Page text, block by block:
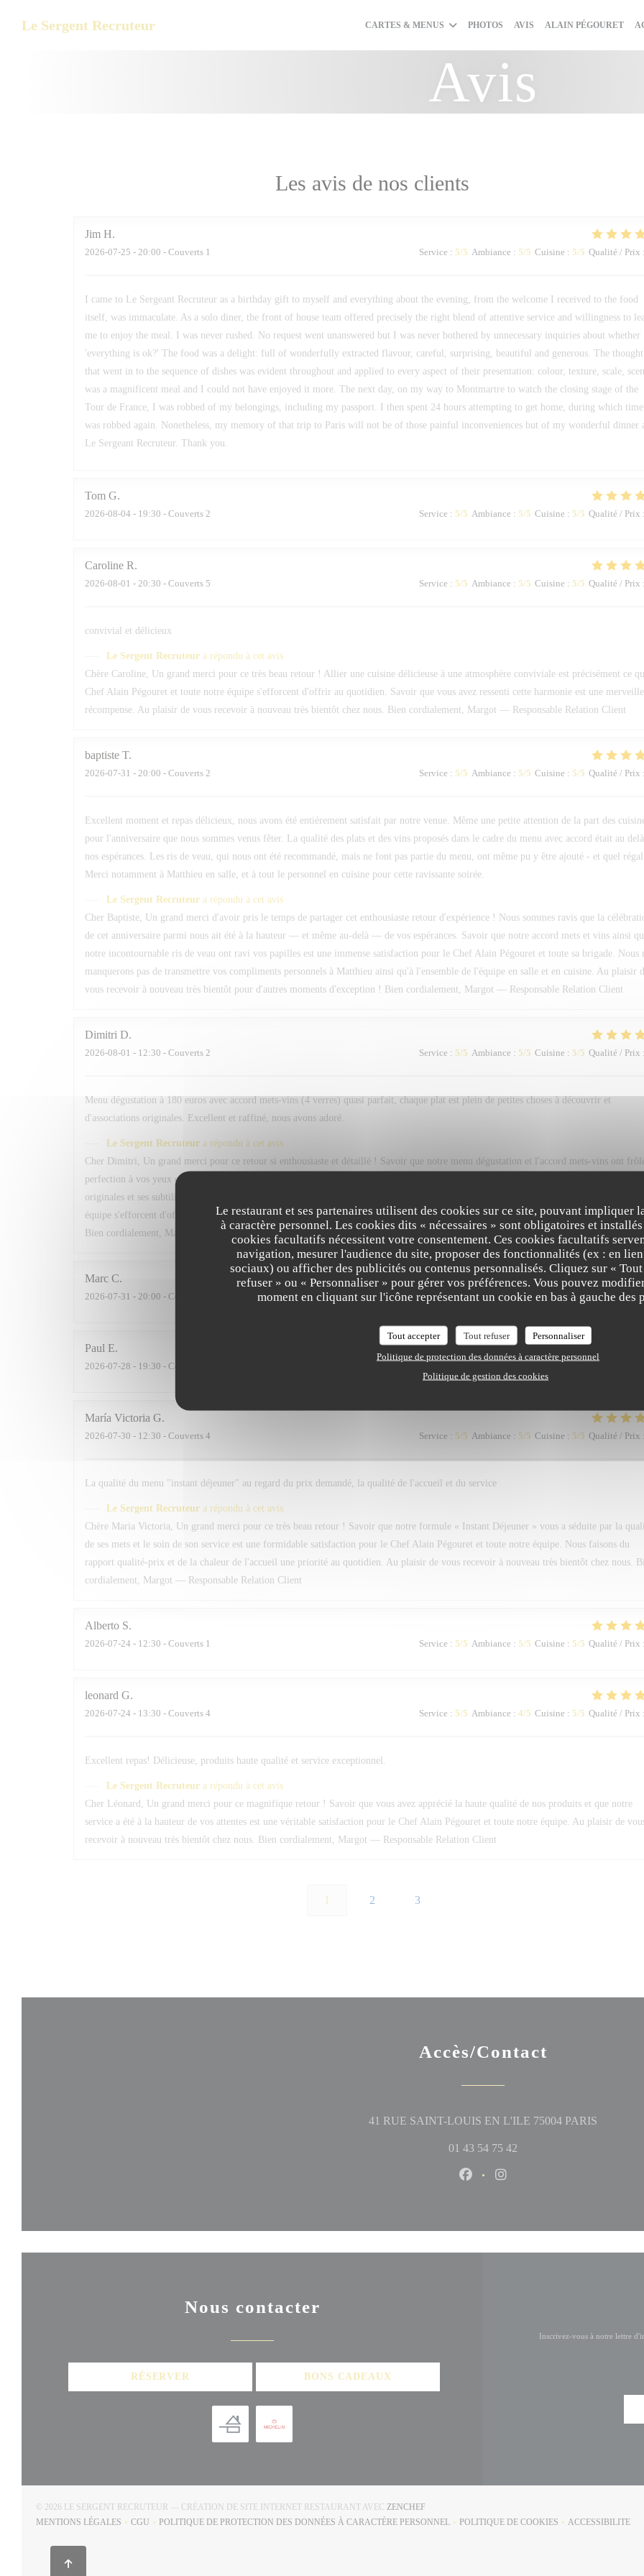
Le restaurant et ses partenaires utilisent des cookies sur ce site, pouvant impliquer
à caractère personnel. Les cookies dits « nécessaires » sont obligatoires et
cookies facultatifs nécessitent votre consentement. Ces cookies facultatifs
navigation, mesurer l'audience du site, proposer des fonctionnalités (ex : en
sociaux) ou afficher des publicités ou contenus personnalisés. Cliquez sur «
refuser » ou « Personnaliser » pour gérer vos préférences. Vous pouvez
moment en cliquant sur l'icône représentant un cookie en bas à gauche des
Tout accepter Tout refuser
Personnaliser
Politique de protection des données à caractère personnel
Politique de gestion des cookies
Le Sergent Recruteur CARTES & MENUS PHOTOS AVIS ALAIN PÉGOURET
Avis
Les avis de nos clients
Jim H
2026-07-25 - 20:00 - Couverts 1 Service : 5/5 Ambiance : 5/5 Cuisine : 5/5 Qualité / Prix :
I came to Le Sergeant Recruteur as a birthday gift to myself and everything about the evening, from the welcome I received to the food
itself, was immaculate. As a solo diner, the front of house team offered precisely the right blend of attentive service and willingness to
me to enjoy the meal. I was never rushed. No request went unanswered but I was never bothered by unnecessary inquiries about whether
'everything is ok?' The food was a delight: full of wonderfully extracted flavour, careful, surprising, beautiful and generous. The thought
that went in to the sequence of dishes was evident throughout and applied to every aspect of their presentation: colour, texture, scale,
was a magnificent meal and I could not have enjoyed it more. The next day, on my way to Montmartre to watch the closing stage of the
Tour de France, I was robbed of my belongings, including my passport. I then spent 24 hours attempting to get home, during which time I
was robbed again. Nonetheless, my memory of that trip to Paris will not be of those painful inconveniences but of my wonderful dinner
Le Sergeant Recruteur. Thank you.
Tom G
2026-08-04 - 19:30 - Couverts 2 Service : 5/5 Ambiance : 5/5 Cuisine : 5/5 Qualité / Prix :
Caroline R
2026-08-01 - 20:30 - Couverts 5 Service : 5/5 Ambiance : 5/5 Cuisine : 5/5 Qualité / Prix :
convivial et délicieux
Le Sergent Recruteur a répondu à cet avis
Chère Caroline, Un grand merci pour ce très beau retour ! Allier une cuisine délicieuse à une atmosphère conviviale est précisément ce
Chef Alain Pégouret et toute notre équipe s'efforcent d'offrir au quotidien. Savoir que vous avez ressenti cette harmonie est une
récompense. Au plaisir de vous recevoir à nouveau très bientôt chez nous. Bien cordialement, Margot — Responsable Relation Client
baptiste T
2026-07-31 - 20:00 - Couverts 2 Service : 5/5 Ambiance : 5/5 Cuisine : 5/5 Qualité / Prix :
Excellent moment et repas délicieux, nous avons été entièrement satisfait par notre venue. Même une petite attention de la part des
pour l'anniversaire que nous sommes venus fêter. La qualité des plats et des vins proposés dans le cadre du menu avec accord était au
nos espérances. Les ris de veau, qui nous ont été recommandé, mais ne font pas partie du menu, ont même pu y être ajouté - et quel
Merci notamment à Matthieu en salle, et à tout le personnel en cuisine pour cette ravissante soirée.
Le Sergent Recruteur a répondu à cet avis
Cher Baptiste, Un grand merci d'avoir pris le temps de partager cet enthousiaste retour d'expérience ! Nous sommes ravis que la
de cet anniversaire parmi nous ait été à la hauteur — et même au-delà — de vos espérances. Savoir que notre accord mets et vins ainsi
notre incontournable ris de veau ont ravi vos papilles est une immense satisfaction pour le Chef Alain Pégouret et toute sa brigade. Nous
manquerons pas de transmettre vos compliments personnels à Matthieu ainsi qu'à l'ensemble de l'équipe en salle et en cuisine. Au plaisir
vous recevoir à nouveau très bientôt pour d'autres moments d'exception ! Bien cordialement, Margot — Responsable Relation Client
Dimitri D
2026-08-01 - 12:30 - Couverts 2 Service : 5/5 Ambiance : 5/5 Cuisine : 5/5 Qualité / Prix :
Menu dégustation à 180 euros avec accord mets-vins (4 verres) quasi parfait, chaque plat est plein de petites choses à découvrir et
d'associations originales. Excellent et raffiné, nous avons adoré.
Le Sergent Recruteur a répondu à cet avis
Cher Dimitri, Un grand merci pour ce retour si enthousiaste et détaillé ! Savoir que notre menu dégustation et l'accord mets-vins ont
perfection à vos yeux est un immense compliment. Nous sommes ravis que chaque assiette ait éveillé votre curiosité à travers ses
originales et ses subtilités à découvrir. C'est précisément cette exigence de raffinement et de créativité que le Chef Alain Pégouret et notre
équipe s'efforcent d'offrir à chaque service. Au plaisir de vous recevoir de nouveau très bientôt pour une nouvelle parenthèse gourmande.
Bien cordialement, Margot — Responsable Relation Client
Marc C
2026-07-31 - 20:00 - Couverts 2 Service: 5/5 Ambiance: 5/5 Cuisine: 5 /5 Qualité / Prix:
Paul E
2026-07-28 - 19:30 - Couverts 2
María Victoria G
2026-07-30 - 12:30 - Couverts 4 Service : 5/5 Ambiance : 5/5 Cuisine : 5/5 Qualité / Prix :
La qualité du menu "instant déjeuner" au regard du prix demandé, la qualité de l'accueil et du service
Le Sergent Recruteur a répondu à cet avis
Chère Maria Victoria, Un grand merci pour ce très beau retour ! Savoir que notre formule « Instant Déjeuner » vous a séduite par la
de ses mets et le soin de son service est une formidable satisfaction pour le Chef Alain Pégouret et toute notre équipe. Nous faisons du
rapport qualité-prix et de la chaleur de l'accueil une priorité au quotidien. Au plaisir de vous recevoir à nouveau très bientôt chez nous.
cordialement, Margot — Responsable Relation Client
Alberto S
2026-07-24 - 12:30 - Couverts 1 Service : 5/5 Ambiance : 5/5 Cuisine : 5/5 Qualité / Prix :
leonard G
2026-07-24 - 13:30 - Couverts 4 Service : 5/5 Ambiance : 4/5 Cuisine : 5/5 Qualité / Prix :
Excellent repas! Délicieuse, produits haute qualité et service exceptionnel.
Le Sergent Recruteur a répondu à cet avis
Cher Léonard, Un grand merci pour ce magnifique retour ! Savoir que vous avez apprécié la haute qualité de nos produits et que notre
service a été à la hauteur de vos attentes est une véritable satisfaction pour le Chef Alain Pégouret et toute notre équipe. Au plaisir de
recevoir à nouveau très bientôt chez nous. Bien cordialement, Margot — Responsable Relation Client
1 2 3
Accès/Contact
41 RUE SAINT-LOUIS EN L'ILE 75004 PARIS
01 43 54 75 42
Facebook ((ouvre une nouvelle
Nous contacter
RÉSERVER BONS CADEAUX
Inscrivez-vous à notre lettre
© 2026 LE SERGENT RECRUTEUR — CRÉATION DE SITE INTERNET RESTAURANT AVEC ZENCHEF
MENTIONS LÉGALES
((OUVRE UNE NOUVELLE FENÊTRE))
CGU
((OUVRE UNE NOUVELLE FENÊTRE))
POLITIQUE DE PROTECTION DES DONNÉES À CARACTÈRE PERSONNEL POLITIQUE DE COOKIES ACCESSIBILITE